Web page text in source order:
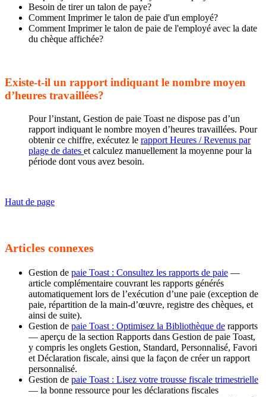
Besoin de tirer un talon de paye?
Comment Imprimer le talon de paie d'un employé?
Comment Imprimer le talon de paie de l'employé avec la date
du chèque affichée?
Existe-t-il un rapport indiquant le nombre moyen
d’heures travaillées?
Pour l’instant, Gestion de paie Toast ne dispose pas d’un
rapport indiquant le nombre moyen d’heures travaillées. Pour
obtenir ce chiffre, exécutez le rapport Heures / Revenus par
plage de dates et calculez manuellement la moyenne pour la
période dont vous avez besoin.
Haut de page
Articles connexes
Gestion de paie Toast : Consultez les rapports de paie —
article complémentaire couvrant les rapports générés
automatiquement lors de l’exécution d’une paie (exception de
paie, répartition de la main-d’œuvre, registre des chèques, et
ainsi de suite).
Gestion de paie Toast : Optimisez la Bibliothèque de rapports
— aperçu de la section Rapports dans Gestion de paie Toast,
y compris les onglets Gestion, Standard, Personnalisé, Favori
et Déclaration fiscale, ainsi que la façon de créer un rapport
personnalisé.
Gestion de paie Toast : Lisez votre trousse fiscale trimestrielle
— la bonne ressource pour les déclarations fiscales